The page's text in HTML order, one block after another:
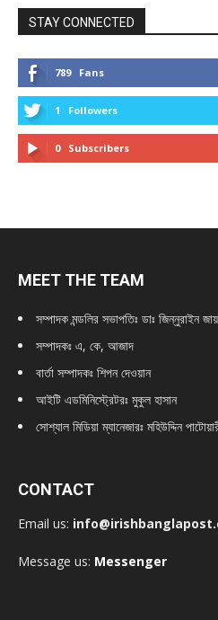
STAY CONNECTED
789 Fans
1 Followers
0 Subscribers
MEET THE TEAM
সম্পাদক মন্ডলির সভাপতিঃ ডাঃ জিন্নুরাইন
সম্পাদকঃ এ, কে, আজাদ
বার্তা সম্পাদকঃ শিপন দেওয়ান
আইটি এডমিনিস্ট্রেটরঃ মুকুল হাসান
সোশ্যাল মিডিয়া ম্যানেজারঃ মহিউদ্দিন
CONTACT
Email us:
Message us: Messenger